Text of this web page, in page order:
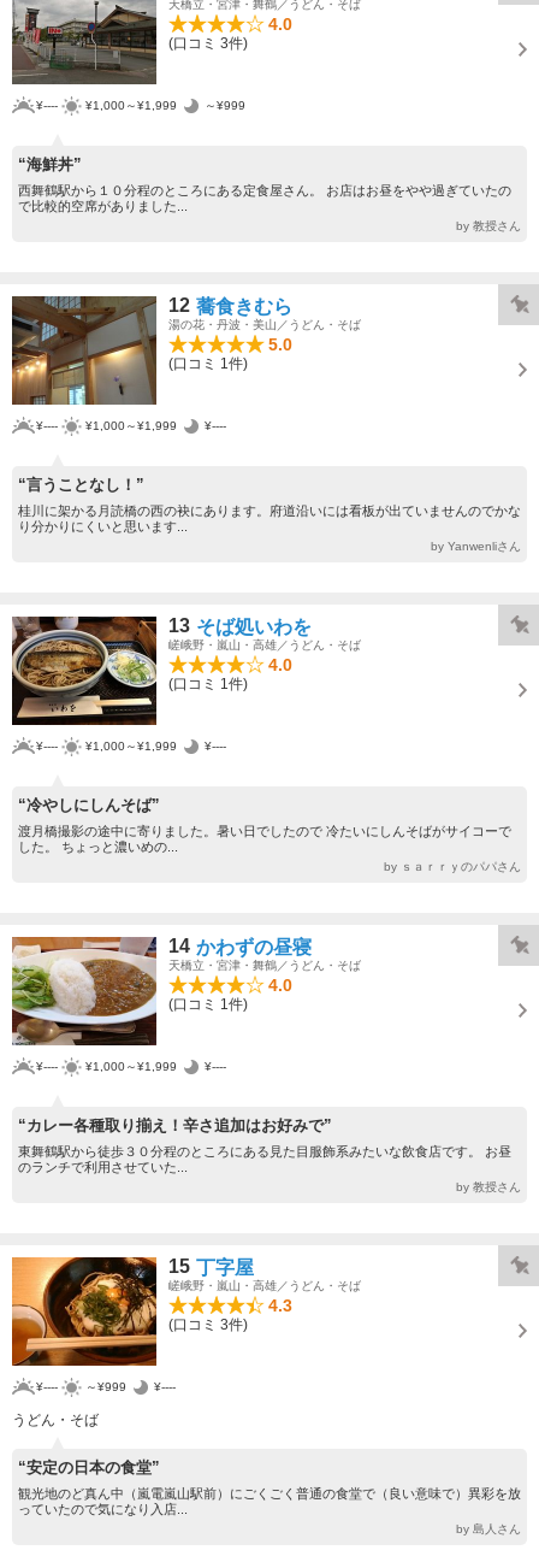
天橋立・宮津・舞鶴／うどん・そば
4.0
(口コミ 3件)
¥---- ¥1,000～¥1,999 ～¥999
“海鮮丼”
西舞鶴駅から１０分程のところにある定食屋さん。 お店はお昼をやや過ぎていたの
で比較的空席がありました...
by 教授さん
12 蕎食きむら
湯の花・丹波・美山／うどん・そば
5.0
(口コミ 1件)
¥---- ¥1,000～¥1,999 ¥----
“言うことなし！”
桂川に架かる月読橋の西の袂にあります。府道沿いには看板が出ていませんのでかな
り分かりにくいと思います...
by Yanwenliさん
13 そば処いわを
嵯峨野・嵐山・高雄／うどん・そば
4.0
(口コミ 1件)
¥---- ¥1,000～¥1,999 ¥----
“冷やしにしんそば”
渡月橋撮影の途中に寄りました。暑い日でしたので 冷たいにしんそばがサイコーで
した。 ちょっと濃いめの...
by ｓａｒｒｙのパパさん
14 かわずの昼寝
天橋立・宮津・舞鶴／うどん・そば
4.0
(口コミ 1件)
¥---- ¥1,000～¥1,999 ¥----
“カレー各種取り揃え！辛さ追加はお好みで”
東舞鶴駅から徒歩３０分程のところにある見た目服飾系みたいな飲食店です。 お昼
のランチで利用させていた...
by 教授さん
15 丁字屋
嵯峨野・嵐山・高雄／うどん・そば
4.3
(口コミ 3件)
¥---- ～¥999 ¥----
うどん・そば
“安定の日本の食堂”
観光地のど真ん中（嵐電嵐山駅前）にごくごく普通の食堂で（良い意味で）異彩を放
っていたので気になり入店...
by 島人さん